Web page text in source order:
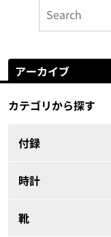
アーカイブ
カテゴリから探す
付録
時計
靴